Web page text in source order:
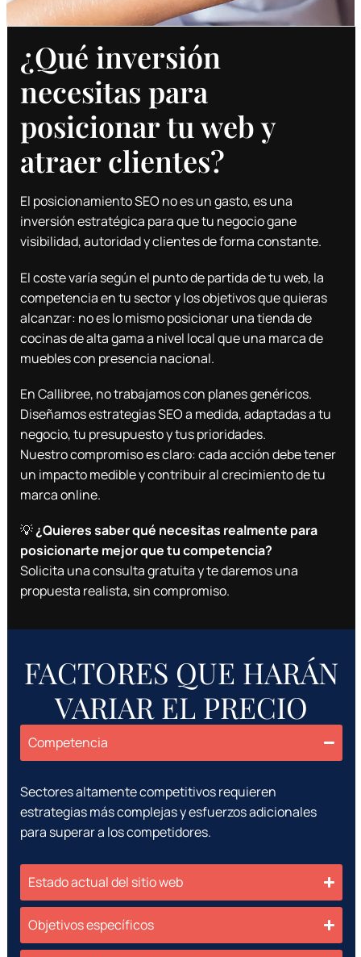
¿Qué inversión
necesitas para
posicionar tu web y
atraer clientes?
El posicionamiento SEO no es un gasto, es una
inversión estratégica para que tu negocio gane
visibilidad, autoridad y clientes de forma constante.
El coste varía según el punto de partida de tu web, la
competencia en tu sector y los objetivos que quieras
alcanzar: no es lo mismo posicionar una tienda de
cocinas de alta gama a nivel local que una marca de
muebles con presencia nacional.
En Callibree, no trabajamos con planes genéricos.
Diseñamos estrategias SEO a medida, adaptadas a tu
negocio, tu presupuesto y tus prioridades.
Nuestro compromiso es claro: cada acción debe tener
un impacto medible y contribuir al crecimiento de tu
marca online.
💡¿Quieres saber qué necesitas realmente para
posicionarte mejor que tu competencia?
Solicita una consulta gratuita y te daremos una
propuesta realista, sin compromiso.
FACTORES QUE HARÁN
VARIAR EL PRECIO
Competencia
Sectores altamente competitivos requieren
estrategias más complejas y esfuerzos adicionales
para superar a los competidores.
Estado actual del sitio web
Objetivos específicos